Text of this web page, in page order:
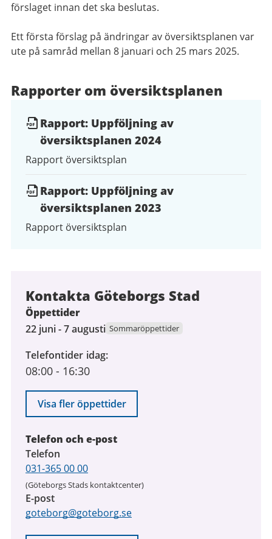
förslaget innan det ska beslutas.
Ett första förslag på ändringar av översiktsplanen var
ute på samråd mellan 8 januari och 25 mars 2025.
Rapporter om översiktsplanen
Rapport: Uppföljning av
översiktsplanen 2024
Rapport översiktsplan
Rapport: Uppföljning av
översiktsplanen 2023
Rapport översiktsplan
Kontakta Göteborgs Stad
Öppettider
22
2026
till
augusti
2026
22 juni - 7 augusti Sommaröppettider
Telefontider idag
08:00 - 16:30
Visa fler öppettider
Telefon och e-post
Telefon
031-365 00 00
(Göteborgs Stads kontaktcenter)
E-post
goteborg@goteborg.se